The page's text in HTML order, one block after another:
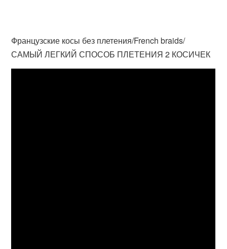
Французские косы без плетения/French braids/
САМЫЙ ЛЕГКИЙ СПОСОБ ПЛЕТЕНИЯ 2 КОСИЧЕК